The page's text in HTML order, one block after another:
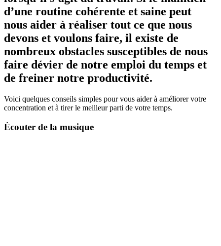
d’une routine cohérente et saine peut
nous aider à réaliser tout ce que nous
devons et voulons faire, il existe de
nombreux obstacles susceptibles de nous
faire dévier de notre emploi du temps et
de freiner notre productivité.
Voici quelques conseils simples pour vous aider à améliorer votre
concentration et à tirer le meilleur parti de votre temps.
Écouter de la musique